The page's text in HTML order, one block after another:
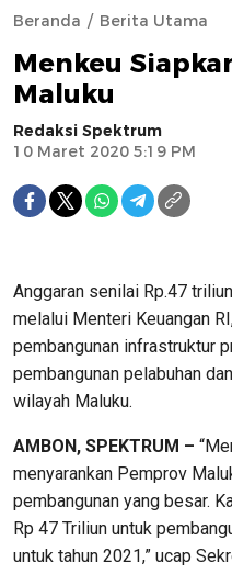
Beranda Berita Utama
Menkeu
Maluku
Redaksi Spektrum
10 Maret 2020 5:19 PM
Anggaran senilai Rp.47
melalui Menteri Keuangan
pembangunan infrastruktur
pembangunan pelabuhan
wilayah Maluku.
AMBON, SPEKTRUM –
menyarankan Pemprov
pembangunan yang besar.
Rp 47 Triliun untuk
untuk tahun 2021,” ucap